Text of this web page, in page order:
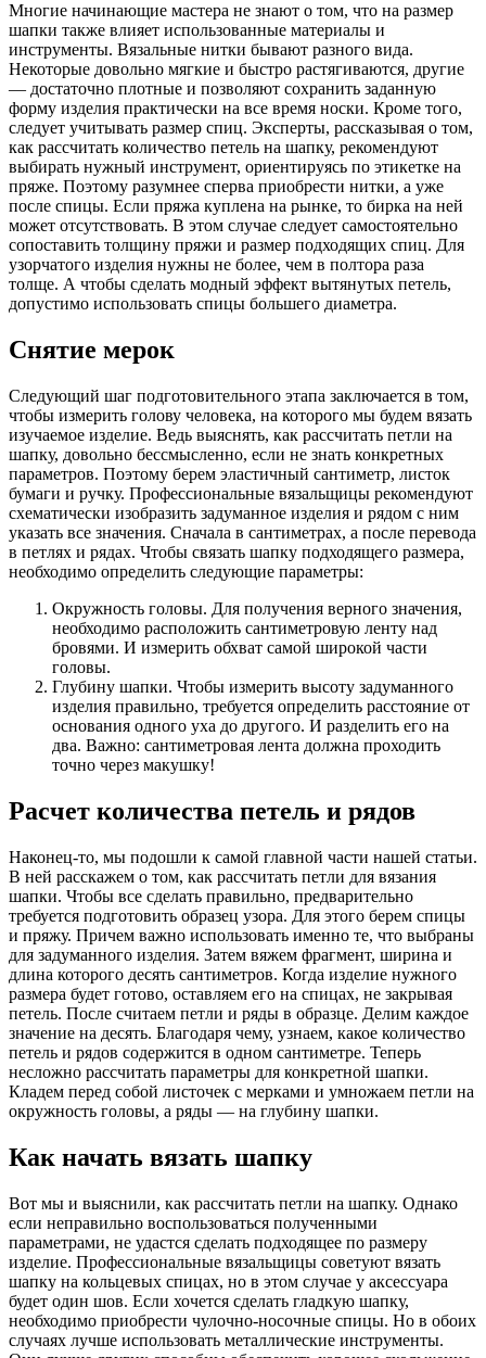
Многие начинающие мастера не знают о том, что на размер
шапки также влияет использованные материалы и
инструменты. Вязальные нитки бывают разного вида.
Некоторые довольно мягкие и быстро растягиваются, другие
— достаточно плотные и позволяют сохранить заданную
форму изделия практически на все время носки. Кроме того,
следует учитывать размер спиц. Эксперты, рассказывая о том,
как рассчитать количество петель на шапку, рекомендуют
выбирать нужный инструмент, ориентируясь по этикетке на
пряже. Поэтому разумнее сперва приобрести нитки, а уже
после спицы. Если пряжа куплена на рынке, то бирка на ней
может отсутствовать. В этом случае следует самостоятельно
сопоставить толщину пряжи и размер подходящих спиц. Для
узорчатого изделия нужны не более, чем в полтора раза
толще. А чтобы сделать модный эффект вытянутых петель,
допустимо использовать спицы большего диаметра.
Снятие мерок
Следующий шаг подготовительного этапа заключается в том,
чтобы измерить голову человека, на которого мы будем вязать
изучаемое изделие. Ведь выяснять, как рассчитать петли на
шапку, довольно бессмысленно, если не знать конкретных
параметров. Поэтому берем эластичный сантиметр, листок
бумаги и ручку. Профессиональные вязальщицы рекомендуют
схематически изобразить задуманное изделия и рядом с ним
указать все значения. Сначала в сантиметрах, а после перевода
в петлях и рядах. Чтобы связать шапку подходящего размера,
необходимо определить следующие параметры:
Окружность головы. Для получения верного значения,
необходимо расположить сантиметровую ленту над
бровями. И измерить обхват самой широкой части
головы.
Глубину шапки. Чтобы измерить высоту задуманного
изделия правильно, требуется определить расстояние от
основания одного уха до другого. И разделить его на
два. Важно: сантиметровая лента должна проходить
точно через макушку!
Расчет количества петель и рядов
Наконец-то, мы подошли к самой главной части нашей статьи.
В ней расскажем о том, как рассчитать петли для вязания
шапки. Чтобы все сделать правильно, предварительно
требуется подготовить образец узора. Для этого берем спицы
и пряжу. Причем важно использовать именно те, что выбраны
для задуманного изделия. Затем вяжем фрагмент, ширина и
длина которого десять сантиметров. Когда изделие нужного
размера будет готово, оставляем его на спицах, не закрывая
петель. После считаем петли и ряды в образце. Делим каждое
значение на десять. Благодаря чему, узнаем, какое количество
петель и рядов содержится в одном сантиметре. Теперь
несложно рассчитать параметры для конкретной шапки.
Кладем перед собой листочек с мерками и умножаем петли на
окружность головы, а ряды — на глубину шапки.
Как начать вязать шапку
Вот мы и выяснили, как рассчитать петли на шапку. Однако
если неправильно воспользоваться полученными
параметрами, не удастся сделать подходящее по размеру
изделие. Профессиональные вязальщицы советуют вязать
шапку на кольцевых спицах, но в этом случае у аксессуара
будет один шов. Если хочется сделать гладкую шапку,
необходимо приобрести чулочно-носочные спицы. Но в обоих
случаях лучше использовать металлические инструменты.